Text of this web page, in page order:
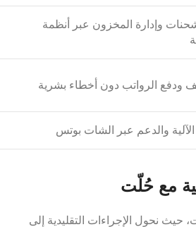
وإدارة المخزون عبر أنظمة
ودفع الرواتب دون أخطاء بشرية
الآلية والدعم عبر الشات بوتس
مع حُلّت
حيث نحول الإجراءات التقليدية إلى